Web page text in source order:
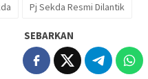
Pj Sekda Resmi Dilantik
SEBARKAN